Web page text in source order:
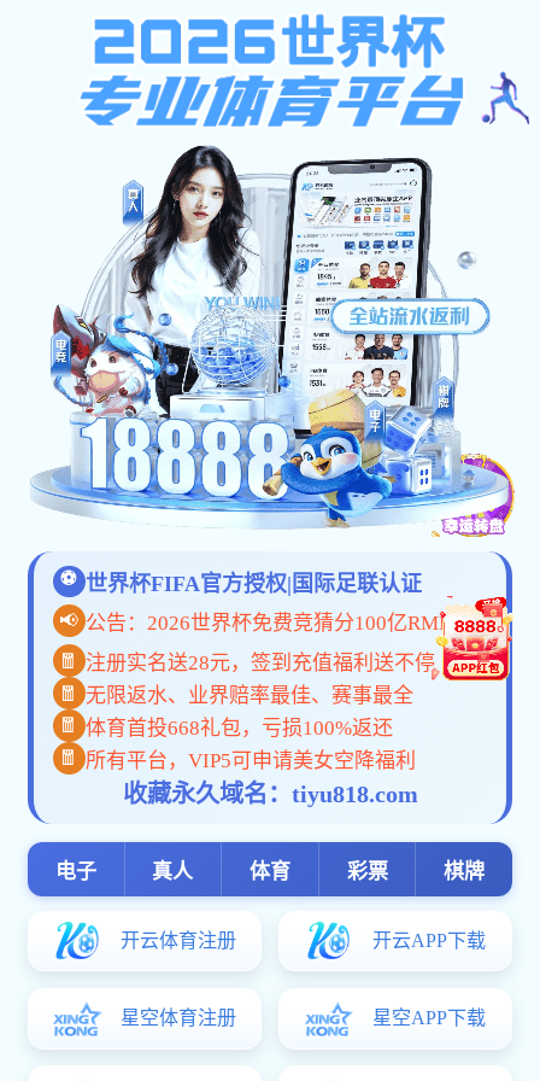
南宫28加拿大软件
南宫28加拿大软件:302 Found
none
南宫28加拿大软件-天成企业集团